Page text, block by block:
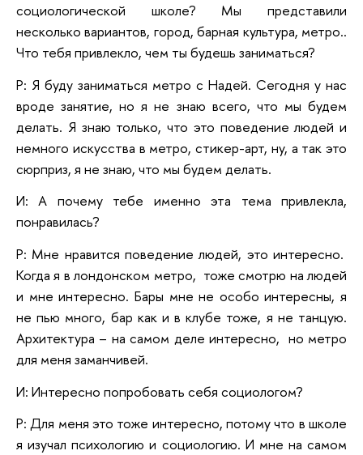
социологической школе? Мы представили
несколько вариантов, город, барная культура, метро..
Что тебя привлекло, чем ты будешь заниматься?
Р: Я буду заниматься метро с Надей. Сегодня у нас
вроде занятие, но я не знаю всего, что мы будем
делать. Я знаю только, что это поведение людей и
немного искусства в метро, стикер-арт, ну, а так это
сюрприз, я не знаю, что мы будем делать.
И: А почему тебе именно эта тема привлекла,
понравилась?
Р: Мне нравится поведение людей, это интересно.
Когда я в лондонском метро, тоже смотрю на людей
и мне интересно. Бары мне не особо интересны, я
не пью много, бар как и в клубе тоже, я не танцую.
Архитектура – на самом деле интересно, но метро
для меня заманчивей.
И: Интересно попробовать себя социологом?
Р: Для меня это тоже интересно, потому что в школе
я изучал психологию и социологию. И мне на самом